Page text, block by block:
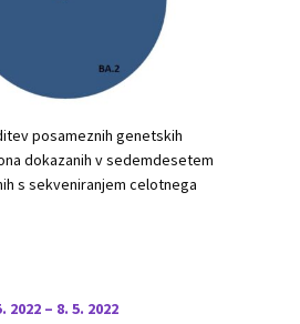
posameznih genetskih
dokazanih v sedemdesetem
s sekveniranjem celotnega
– 8. 5. 2022